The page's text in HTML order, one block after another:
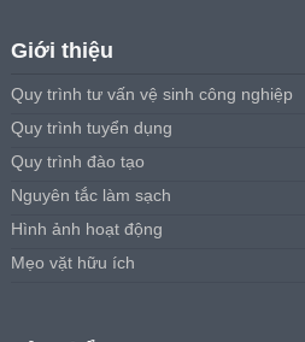
Giới thiệu
Quy trình tư vấn vệ sinh công nghiệp
Quy trình tuyển dụng
Quy trình đào tạo
Nguyên tắc làm sạch
Hình ảnh hoạt động
Mẹo vặt hữu ích